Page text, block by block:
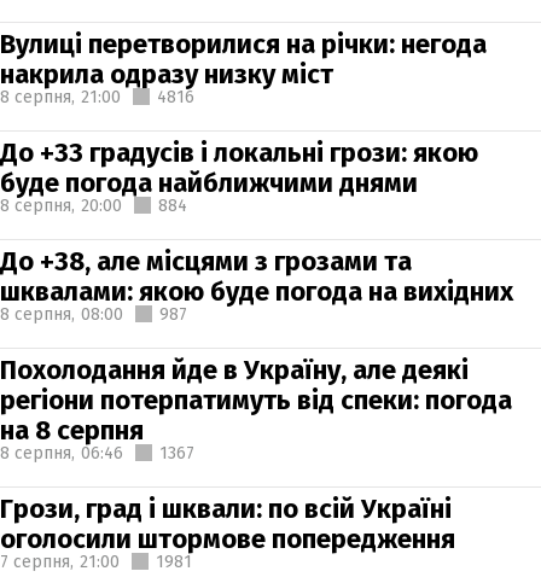
Вулиці перетворилися на річки: негода
накрила одразу низку міст
8 серпня, 21:00 4816
До +33 градусів і локальні грози: якою
буде погода найближчими днями
8 серпня, 20:00 884
До +38, але місцями з грозами та
шквалами: якою буде погода на вихідних
8 серпня, 08:00 987
Похолодання йде в Україну, але деякі
регіони потерпатимуть від спеки: погода
на 8 серпня
8 серпня, 06:46 1367
Грози, град і шквали: по всій Україні
оголосили штормове попередження
7 серпня, 21:00 1981